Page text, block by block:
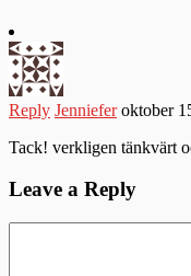
Reply Jenniefer oktober
Tack! verkligen tänkvärt
Leave a Reply